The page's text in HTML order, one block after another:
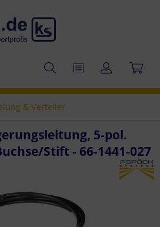
& Verteiler
5-pol.
Stift - 66-1441-027